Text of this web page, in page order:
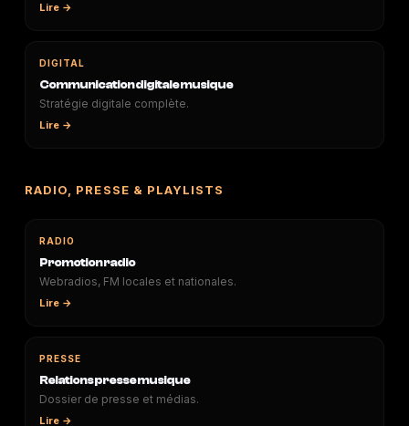
Lire →
DIGITAL
Communication digitale musique
Stratégie digitale complète.
Lire →
RADIO, PRESSE & PLAYLISTS
RADIO
Promotion radio
Webradios, FM locales et nationales.
Lire →
PRESSE
Relations presse musique
Dossier de presse et médias.
Lire →